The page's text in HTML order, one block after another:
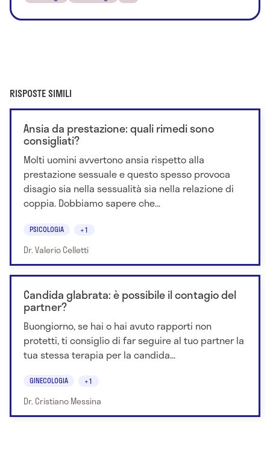
RISPOSTE SIMILI
Ansia da prestazione: quali rimedi sono
consigliati?
Molti uomini avvertono ansia rispetto alla
prestazione sessuale e questo spesso provoca
disagio sia nella sessualità sia nella relazione di
coppia. Dobbiamo sapere che...
PSICOLOGIA +1
Dr. Valerio Celletti
Candida glabrata: è possibile il contagio del
partner?
Buongiorno, se hai o hai avuto rapporti non
protetti, ti consiglio di far seguire al tuo partner la
tua stessa terapia per la candida...
GINECOLOGIA +1
Dr. Cristiano Messina